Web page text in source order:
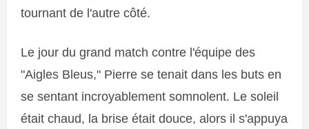
tournant de l'autre côté.
Le jour du grand match contre l'équipe des
"Aigles Bleus," Pierre se tenait dans les buts en
se sentant incroyablement somnolent. Le soleil
était chaud, la brise était douce, alors il s'appuya